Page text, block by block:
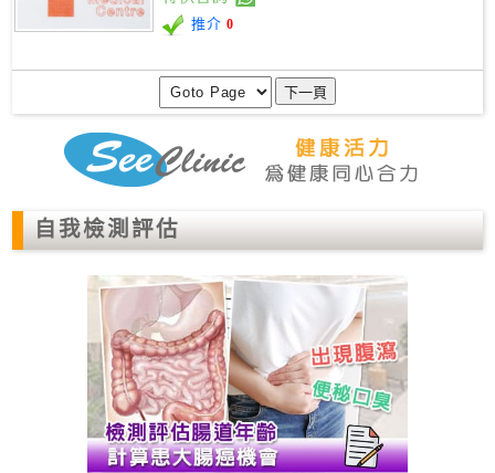
推介 0
自我檢測評估